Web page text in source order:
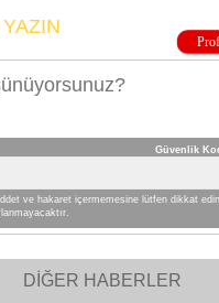
Güvenlik
ve hakaret içermemesine lütfen dikkat
DİĞER HABERLER